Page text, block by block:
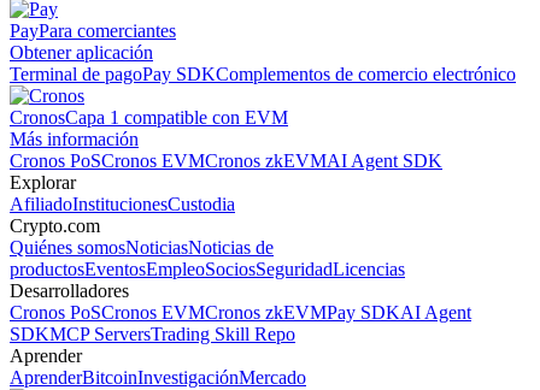
PayPara comerciantes
Obtener aplicación
Terminal de pagoPay SDKComplementos de comercio electrónico
CronosCapa 1 compatible con EVM
Más información
Cronos PoSCronos EVMCronos zkEVMAI Agent SDK
Explorar
AfiliadoInstitucionesCustodia
Crypto.com
Quiénes somosNoticiasNoticias de
productosEventosEmpleoSociosSeguridadLicencias
Desarrolladores
Cronos PoSCronos EVMCronos zkEVMPay SDKAI Agent
SDKMCP ServersTrading Skill Repo
Aprender
AprenderBitcoinInvestigaciónMercado